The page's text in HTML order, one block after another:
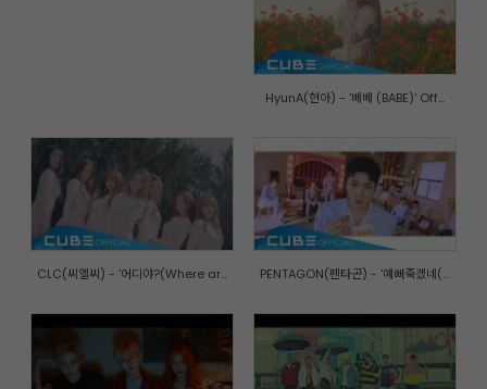
HyunA(현아) - '베베 (BABE)' Off...
CLC(씨엘씨) - '어디야?(Where ar... PENTAGON(펜타곤) - '예뻐죽겠네(...